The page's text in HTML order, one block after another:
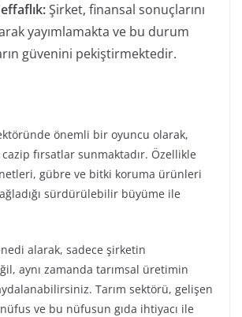
Şirket, finansal sonuçlarını
yayımlamakta ve bu durum
güvenini pekiştirmektedir.
önemli bir oyuncu olarak,
cazip fırsatlar sunmaktadır. Özellikle
gübre ve bitki koruma ürünleri
sürdürülebilir büyüme ile
alarak, sadece şirketin
aynı zamanda tarımsal üretimin
Tarım sektörü, gelişen
ve bu nüfusun gıda ihtiyacı ile